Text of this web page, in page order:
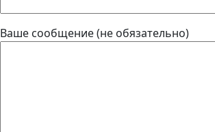
Ваше сообщение (не обязательно)